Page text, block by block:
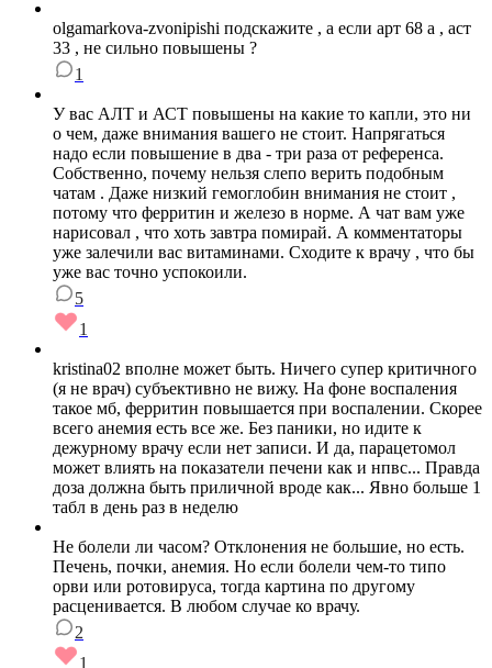
olgamarkova-zvonipishi подскажите , а если арт 68 а , аст
33 , не сильно повышены ?
1
У вас АЛТ и АСТ повышены на какие то капли, это ни
о чем, даже внимания вашего не стоит. Напрягаться
надо если повышение в два - три раза от референса.
Собственно, почему нельзя слепо верить подобным
чатам . Даже низкий гемоглобин внимания не стоит ,
потому что ферритин и железо в норме. А чат вам уже
нарисовал , что хоть завтра помирай. А комментаторы
уже залечили вас витаминами. Сходите к врачу , что бы
уже вас точно успокоили.
5
1
kristina02 вполне может быть. Ничего супер критичного
(я не врач) субъективно не вижу. На фоне воспаления
такое мб, ферритин повышается при воспалении. Скорее
всего анемия есть все же. Без паники, но идите к
дежурному врачу если нет записи. И да, парацетомол
может влиять на показатели печени как и нпвс... Правда
доза должна быть приличной вроде как... Явно больше 1
табл в день раз в неделю
Не болели ли часом? Отклонения не большие, но есть.
Печень, почки, анемия. Но если болели чем-то типо
орви или ротовируса, тогда картина по другому
расценивается. В любом случае ко врачу.
2
1